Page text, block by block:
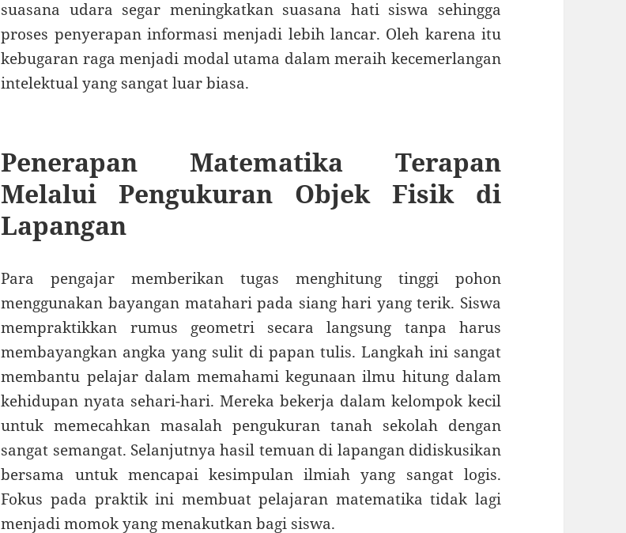
suasana udara segar meningkatkan suasana hati siswa sehingga
proses penyerapan informasi menjadi lebih lancar. Oleh karena itu
kebugaran raga menjadi modal utama dalam meraih kecemerlangan
intelektual yang sangat luar biasa.
Penerapan Matematika Terapan
Melalui Pengukuran Objek Fisik di
Lapangan
Para pengajar memberikan tugas menghitung tinggi pohon
menggunakan bayangan matahari pada siang hari yang terik. Siswa
mempraktikkan rumus geometri secara langsung tanpa harus
membayangkan angka yang sulit di papan tulis. Langkah ini sangat
membantu pelajar dalam memahami kegunaan ilmu hitung dalam
kehidupan nyata sehari-hari. Mereka bekerja dalam kelompok kecil
untuk memecahkan masalah pengukuran tanah sekolah dengan
sangat semangat. Selanjutnya hasil temuan di lapangan didiskusikan
bersama untuk mencapai kesimpulan ilmiah yang sangat logis.
Fokus pada praktik ini membuat pelajaran matematika tidak lagi
menjadi momok yang menakutkan bagi siswa.